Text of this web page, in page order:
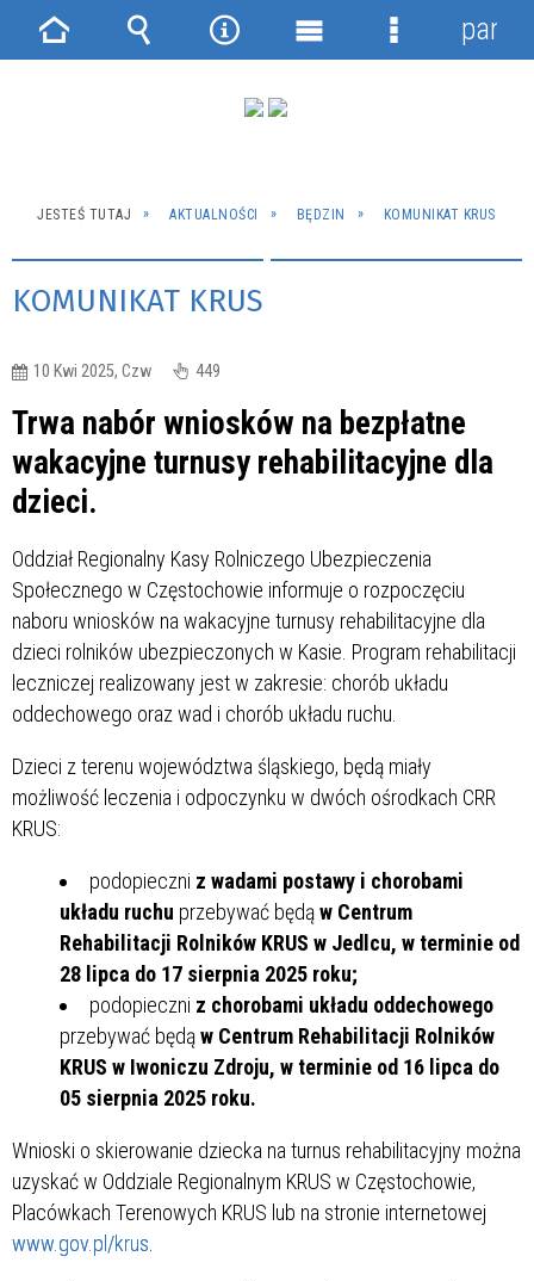
JESTEŚ TUTAJ AKTUALNOŚCI BĘDZIN KOMUNIKAT KRUS
KOMUNIKAT KRUS
10 Kwi 2025, Czw 449
Trwa nabór wniosków na bezpłatne
wakacyjne turnusy rehabilitacyjne dla
dzieci.
Oddział Regionalny Kasy Rolniczego Ubezpieczenia
Społecznego w Częstochowie informuje o rozpoczęciu
naboru wniosków na wakacyjne turnusy rehabilitacyjne dla
dzieci rolników ubezpieczonych w Kasie. Program rehabilitacji
leczniczej realizowany jest w zakresie: chorób układu
oddechowego oraz wad i chorób układu ruchu.
Dzieci z terenu województwa śląskiego, będą miały
możliwość leczenia i odpoczynku w dwóch ośrodkach CRR
KRUS:
podopieczni z wadami postawy i chorobami
układu ruchu przebywać będąw Centrum
Rehabilitacji Rolników KRUS w Jedlcu, w terminie od
28 lipca do 17 sierpnia 2025 roku;
podopieczni z chorobami układu oddechowego
przebywać będąw Centrum Rehabilitacji Rolników
KRUS w Iwoniczu Zdroju, w terminie od 16 lipca do
05 sierpnia 2025 roku.
Wnioski o skierowanie dziecka na turnus rehabilitacyjny można
uzyskać w Oddziale Regionalnym KRUS w Częstochowie,
Placówkach Terenowych KRUS lub na stronie internetowej
www.gov.pl/krus
Strona Wyszukiwarka
NarzędziaMenu
Menu
panel